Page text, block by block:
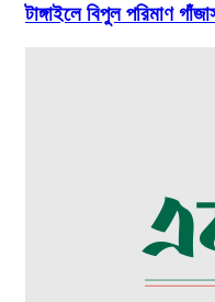
টাঙ্গাইলে বিপুল পরিমাণ